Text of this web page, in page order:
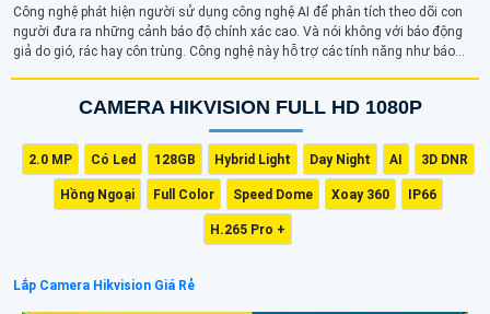
Công nghệ phát hiện người sử dụng công nghệ AI để phân tích theo dõi con
người đưa ra những cảnh báo độ chính xác cao. Và nói không với báo động
giả do gió, rác hay côn trùng. Công nghệ này hỗ trợ các tính năng như báo
CAMERA HIKVISION FULL HD 1080P
2.0 MP Có Led 128GB Hybrid Light Day Night AI 3D DNR
Hồng Ngoại Full Color Speed Dome Xoay 360 IP66
H.265 Pro +
Lắp Camera Hikvision Giá Rẻ